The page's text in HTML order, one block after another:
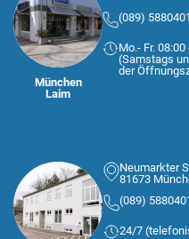
München
Laim
(089)
Mo.- Fr. 08:00
(Samstags
der
Neumarkter
81673
(089)
24/7